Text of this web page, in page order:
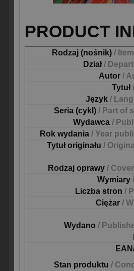
PRODUCT
Rodzaj (nośnik) /
Dział/
Autor /
Tytuł
Język /
Seria (cykl) / Part of
Wydawca /
Rok wydania / Year
Tytuł originału /
Rodzaj oprawy /
Wymiary
Liczba stron /
Ciężar /
Wydano /
Stan produktu /